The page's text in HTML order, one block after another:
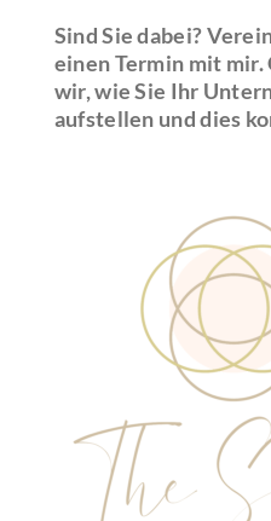
Sind Sie dabei?
einen Termin mit
wir, wie Sie Ihr
aufstellen und dies